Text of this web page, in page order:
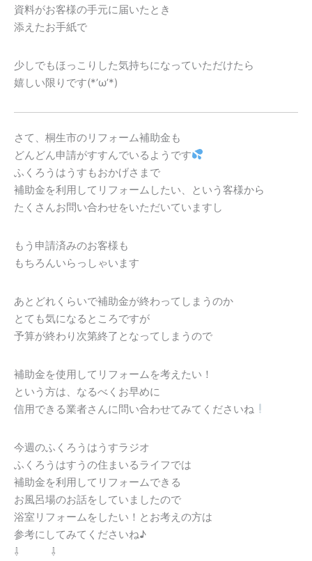
資料がお客様の手元に届いたとき
添えたお手紙で
少しでもほっこりした気持ちになっていただけたら
嬉しい限りです(*’ω’*)
さて、桐生市のリフォーム補助金も
どんどん申請がすすんでいるようです
ふくろうはうすもおかげさまで
補助金を利用してリフォームしたい、という客様から
たくさんお問い合わせをいただいていますし
もう申請済みのお客様も
もちろんいらっしゃいます
あとどれくらいで補助金が終わってしまうのか
とても気になるところですが
予算が終わり次第終了となってしまうので
補助金を使用してリフォームを考えたい！
という方は、なるべくお早めに
信用できる業者さんに問い合わせてみてくださいね
今週のふくろうはうすラジオ
ふくろうはすうの住まいるライフでは
補助金を利用してリフォームできる
お風呂場のお話をしていましたので
浴室リフォームをしたい！とお考えの方は
参考にしてみてくださいね♪
⇩ ⇩